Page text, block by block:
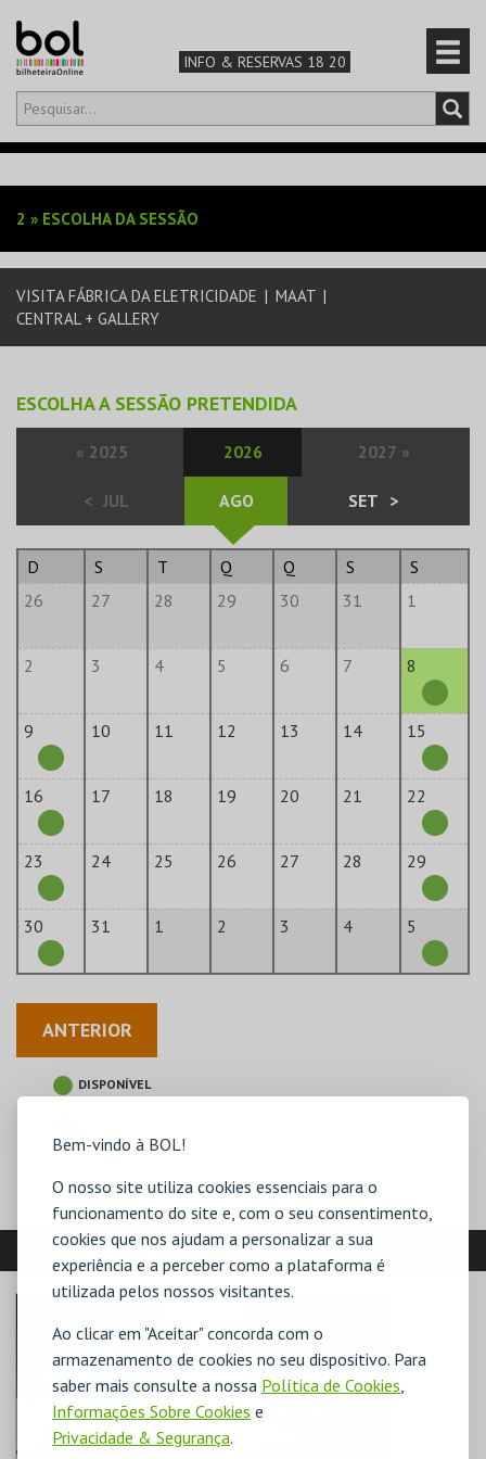
Bem-vindo à BOL!
O nosso site utiliza cookies essenciais para o
funcionamento do site e, com o seu consentimento,
cookies que nos ajudam a personalizar a sua
experiência e a perceber como a plataforma é
utilizada pelos nossos visitantes.
Ao clicar em "Aceitar" concorda com o
armazenamento de cookies no seu dispositivo. Para
saber mais consulte a nossa Política de Cookies,
Informações Sobre Cookies e
Privacidade & Segurança.
INFO & RESERVAS 18 20
Olá,iniciar sessão
TEATRO & ARTE
MÚSICA & FESTIVAIS
DESPORTO & AVENTURA
2 » ESCOLHA DA SESSÃO
VISITA FÁBRICA DA ELETRICIDADE | MAAT |
CENTRAL + GALLERY
ESCOLHA A SESSÃO PRETENDIDA
« 2025 2026 2027 »
< JUL AGO SET >
D S T Q Q S
S
26
27 28 29 30 31 1
2 3 4 5 6 7 8
9 10 11 12 13 14 15
16 17 18 19 20 21 22
23 24 25 26 27 28 29
30 31 1 2 3 4 5
ANTERIOR
DISPONÍVEL
VEJA AINDA: